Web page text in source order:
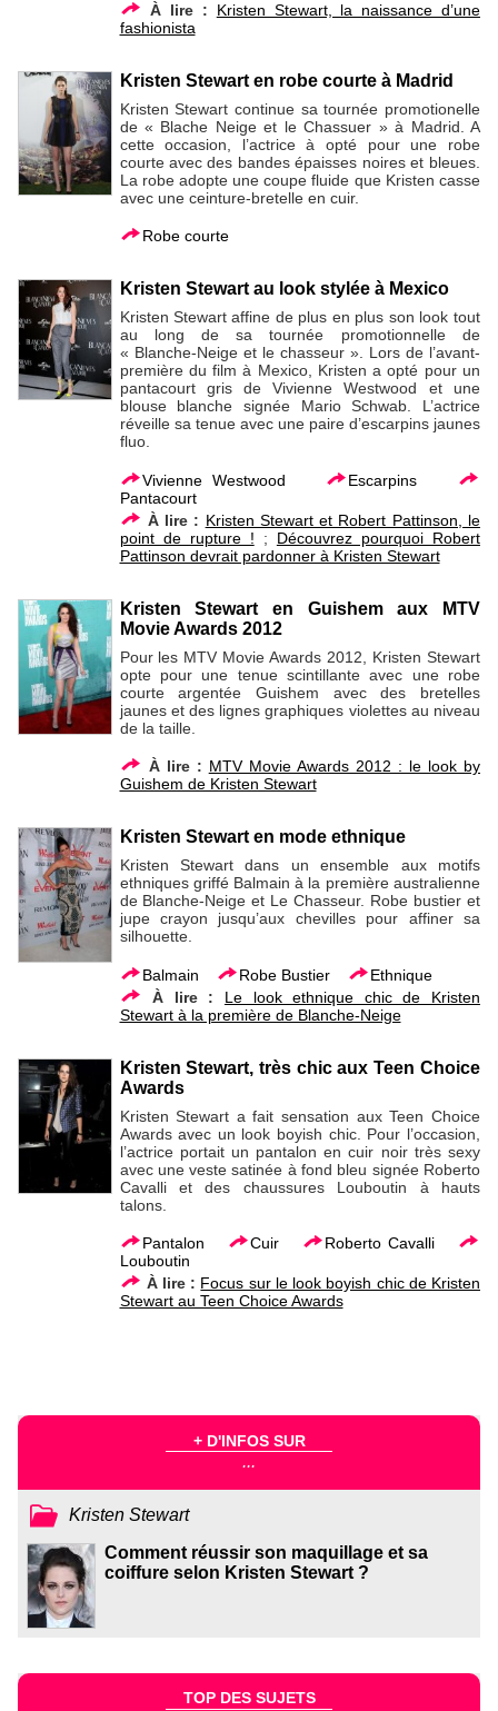
À lire :
Kristen Stewart, la naissance d’une
fashionista
Kristen Stewart en robe courte à Madrid
Kristen Stewart continue sa tournée promotionelle
de « Blache Neige et le Chassuer » à Madrid. A
cette occasion, l’actrice à opté pour une robe
courte avec des bandes épaisses noires et bleues.
La robe adopte une coupe fluide que Kristen casse
avec une ceinture-bretelle en cuir.
Robe courte
Kristen Stewart au look stylée à Mexico
Kristen Stewart affine de plus en plus son look tout
au long de sa tournée promotionnelle de
« Blanche-Neige et le chasseur ». Lors de l’avant-
première du film à Mexico, Kristen a opté pour un
pantacourt gris de Vivienne Westwood et une
blouse blanche signée Mario Schwab. L’actrice
réveille sa tenue avec une paire d’escarpins jaunes
fluo.
Vivienne Westwood
Escarpins
Pantacourt
À lire : Kristen Stewart et Robert Pattinson, le
point de rupture ! ; Découvrez pourquoi Robert
Pattinson devrait pardonner à Kristen Stewart
Kristen Stewart en Guishem aux MTV
Movie Awards 2012
Pour les MTV Movie Awards 2012, Kristen Stewart
opte pour une tenue scintillante avec une robe
courte argentée Guishem avec des bretelles
jaunes et des lignes graphiques violettes au niveau
de la taille.
À lire : MTV Movie Awards 2012 : le look by
Guishem de Kristen Stewart
Kristen Stewart en mode ethnique
Kristen Stewart dans un ensemble aux motifs
ethniques griffé Balmain à la première australienne
de Blanche-Neige et Le Chasseur. Robe bustier et
jupe crayon jusqu’aux chevilles pour affiner sa
silhouette.
Balmain Robe Bustier
Ethnique
À lire :
Le look ethnique chic de Kristen
Stewart à la première de Blanche-Neige
Kristen Stewart, très chic aux Teen Choice
Awards
Kristen Stewart a fait sensation aux Teen Choice
Awards avec un look boyish chic. Pour l’occasion,
l’actrice portait un pantalon en cuir noir très sexy
avec une veste satinée à fond bleu signée Roberto
Cavalli et des chaussures Louboutin à hauts
talons.
Pantalon Cuir
Roberto Cavalli
Louboutin
À lire : Focus sur le look boyish chic de Kristen
Stewart au Teen Choice Awards
+ D'INFOS SUR
...
Kristen Stewart
Comment réussir son maquillage et sa
coiffure selon Kristen Stewart ?
TOP DES SUJETS